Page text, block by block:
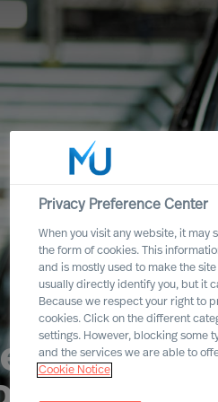
settore
Privacy Preference Center
When you visit any website, it
the form of cookies. This
and is mostly used to make the
usually directly identify you, but it
Because we respect your right to
cookies. Click on the different
settings. However, blocking some
and the services we are able to
Cookie Notice